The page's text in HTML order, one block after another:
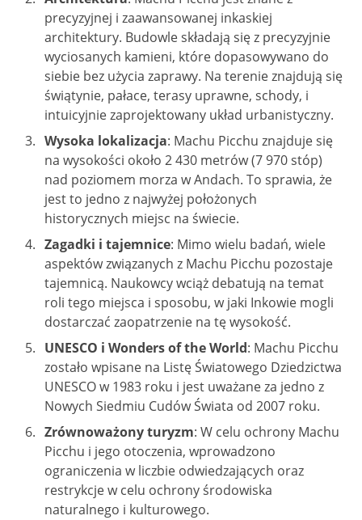
precyzyjnej i zaawansowanej inkaskiej
architektury. Budowle składają się z precyzyjnie
wyciosanych kamieni, które dopasowywano do
siebie bez użycia zaprawy. Na terenie znajdują się
świątynie, pałace, terasy uprawne, schody, i
intuicyjnie zaprojektowany układ urbanistyczny.
Wysoka lokalizacja: Machu Picchu znajduje się
na wysokości około 2 430 metrów (7 970 stóp)
nad poziomem morza w Andach. To sprawia, że
jest to jedno z najwyżej położonych
historycznych miejsc na świecie.
Zagadki i tajemnice: Mimo wielu badań, wiele
aspektów związanych z Machu Picchu pozostaje
tajemnicą. Naukowcy wciąż debatują na temat
roli tego miejsca i sposobu, w jaki Inkowie mogli
dostarczać zaopatrzenie na tę wysokość.
UNESCO i Wonders of the World: Machu Picchu
zostało wpisane na Listę Światowego Dziedzictwa
UNESCO w 1983 roku i jest uważane za jedno z
Nowych Siedmiu Cudów Świata od 2007 roku.
Zrównoważony turyzm: W celu ochrony Machu
Picchu i jego otoczenia, wprowadzono
ograniczenia w liczbie odwiedzających oraz
restrykcje w celu ochrony środowiska
naturalnego i kulturowego.